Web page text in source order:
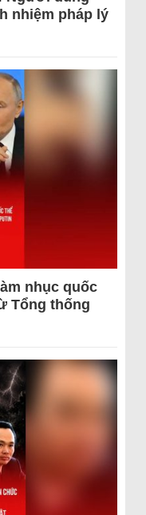
nhiệm pháp lý
nhục quốc
Tổng thống